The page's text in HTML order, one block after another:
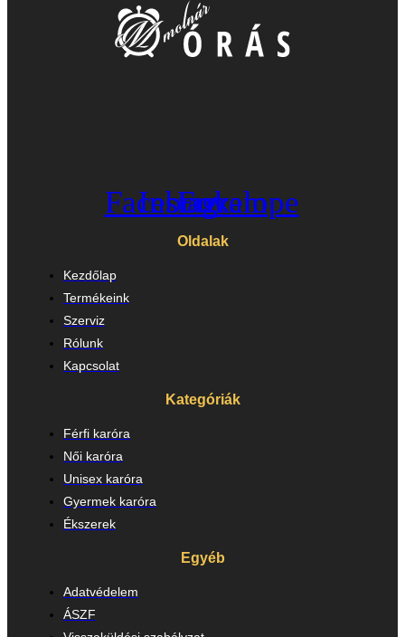
Facebook
Instagram
Envelope
Oldalak
Kezdőlap
Termékeink
Szerviz
Rólunk
Kapcsolat
Kategóriák
Férfi karóra
Női karóra
Unisex karóra
Gyermek karóra
Ékszerek
Egyéb
Adatvédelem
ÁSZF